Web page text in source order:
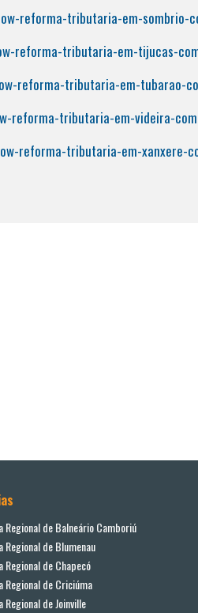
reforma-tributaria-em-sombrio-
reforma-tributaria-em-tijucas-
reforma-tributaria-em-tubarao-
reforma-tributaria-em-videira-
reforma-tributaria-em-xanxere-
Regional de Balneário Camboriú
Regional de Blumenau
Regional de Chapecó
Regional de Criciúma
Regional de Joinville